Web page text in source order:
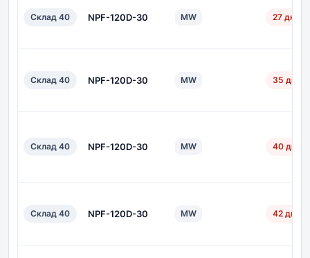
Склад 40 NPF-120D-30 MW 27 дн.
Склад 40 NPF-120D-30 MW 35 дн.
Склад 40 NPF-120D-30 MW 40 дн.
Склад 40 NPF-120D-30 MW 42 дн.